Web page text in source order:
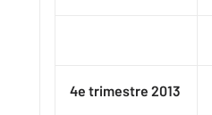
4e trimestre 2013